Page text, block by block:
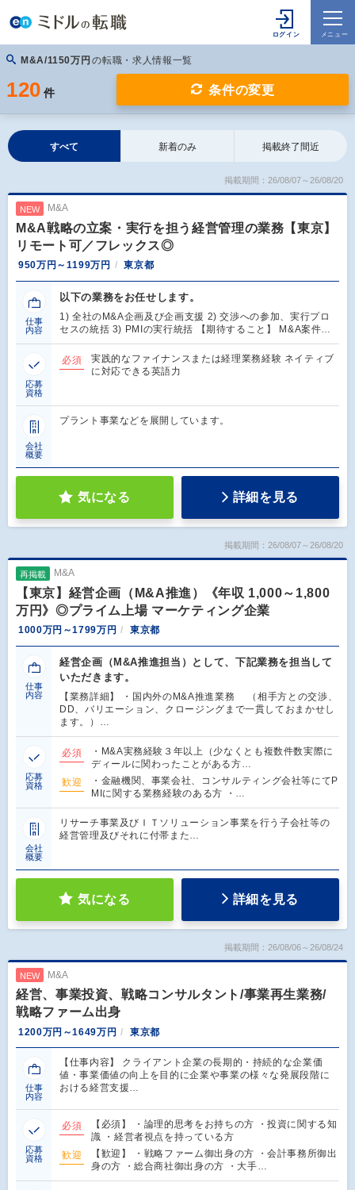
M&A/1150万円 の転職・求人情報一覧
120 件 条件の変更
すべて 新着のみ 掲載終了間近
掲載期間：26/08/07～26/08/20
NEW M&A
M&A戦略の立案・実行を担う経営管理の業務【東京】
リモート可／フレックス◎
950万円～1199万円 東京都
仕事
内容
以下の業務をお任せします。
1) 全社のM&A企画及び企画支援 2) 交渉への参加、実行プロ
セスの統括 3) PMIの実行統括 【期待すること】 M&A案件…
応募
資格
必須
実践的なファイナンスまたは経理業務経験 ネイティブ
に対応できる英語力
会社
概要
プラント事業などを展開しています。
気になる 詳細を見る
掲載期間：26/08/07～26/08/20
再掲載 M&A
【東京】経営企画（M&A推進）《年収 1,000～1,800
万円》◎プライム上場 マーケティング企業
1000万円～1799万円 東京都
仕事
内容
経営企画（M&A推進担当）として、下記業務を担当して
いただきます。
【業務詳細】 ・国内外のM&A推進業務 （相手方との交渉、
DD、バリエーション、クロージングまで一貫しておまかせし
ます。）…
応募
資格
必須
・M&A実務経験３年以上（少なくとも複数件数実際に
ディールに関わったことがある方…
歓迎
・金融機関、事業会社、コンサルティング会社等にてP
MIに関する業務経験のある方 ・…
会社
概要
リサーチ事業及びＩＴソリューション事業を行う子会社等の
経営管理及びそれに付帯また…
気になる 詳細を見る
掲載期間：26/08/06～26/08/24
NEW M&A
経営、事業投資、戦略コンサルタント/事業再生業務/
戦略ファーム出身
1200万円～1649万円 東京都
仕事
内容
【仕事内容】 クライアント企業の長期的・持続的な企業価
値・事業価値の向上を目的に企業や事業の様々な発展段階に
おける経営支援…
応募
資格
必須
【必須】 ・論理的思考をお持ちの方 ・投資に関する知
識 ・経営者視点を持っている方
歓迎
【歓迎】 ・戦略ファーム御出身の方 ・会計事務所御出
身の方 ・総合商社御出身の方 ・大手…